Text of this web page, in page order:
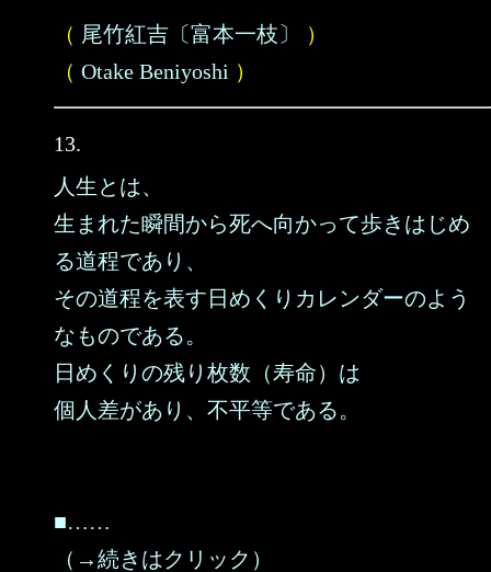
（ 尾竹紅吉〔富本一枝〕
）
（ Otake Beniyoshi ）
13.
人生とは、
生まれた瞬間から死へ向かって歩きはじめ
る道程であり、
その道程を表す日めくりカレンダーのよう
なものである。
日めくりの残り枚数（寿命）は
個人差があり、不平等である。
■……
（→続きはクリック）